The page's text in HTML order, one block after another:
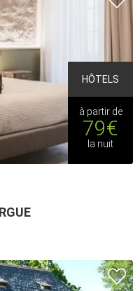
HÔTELS
à partir de
79€
la nuit